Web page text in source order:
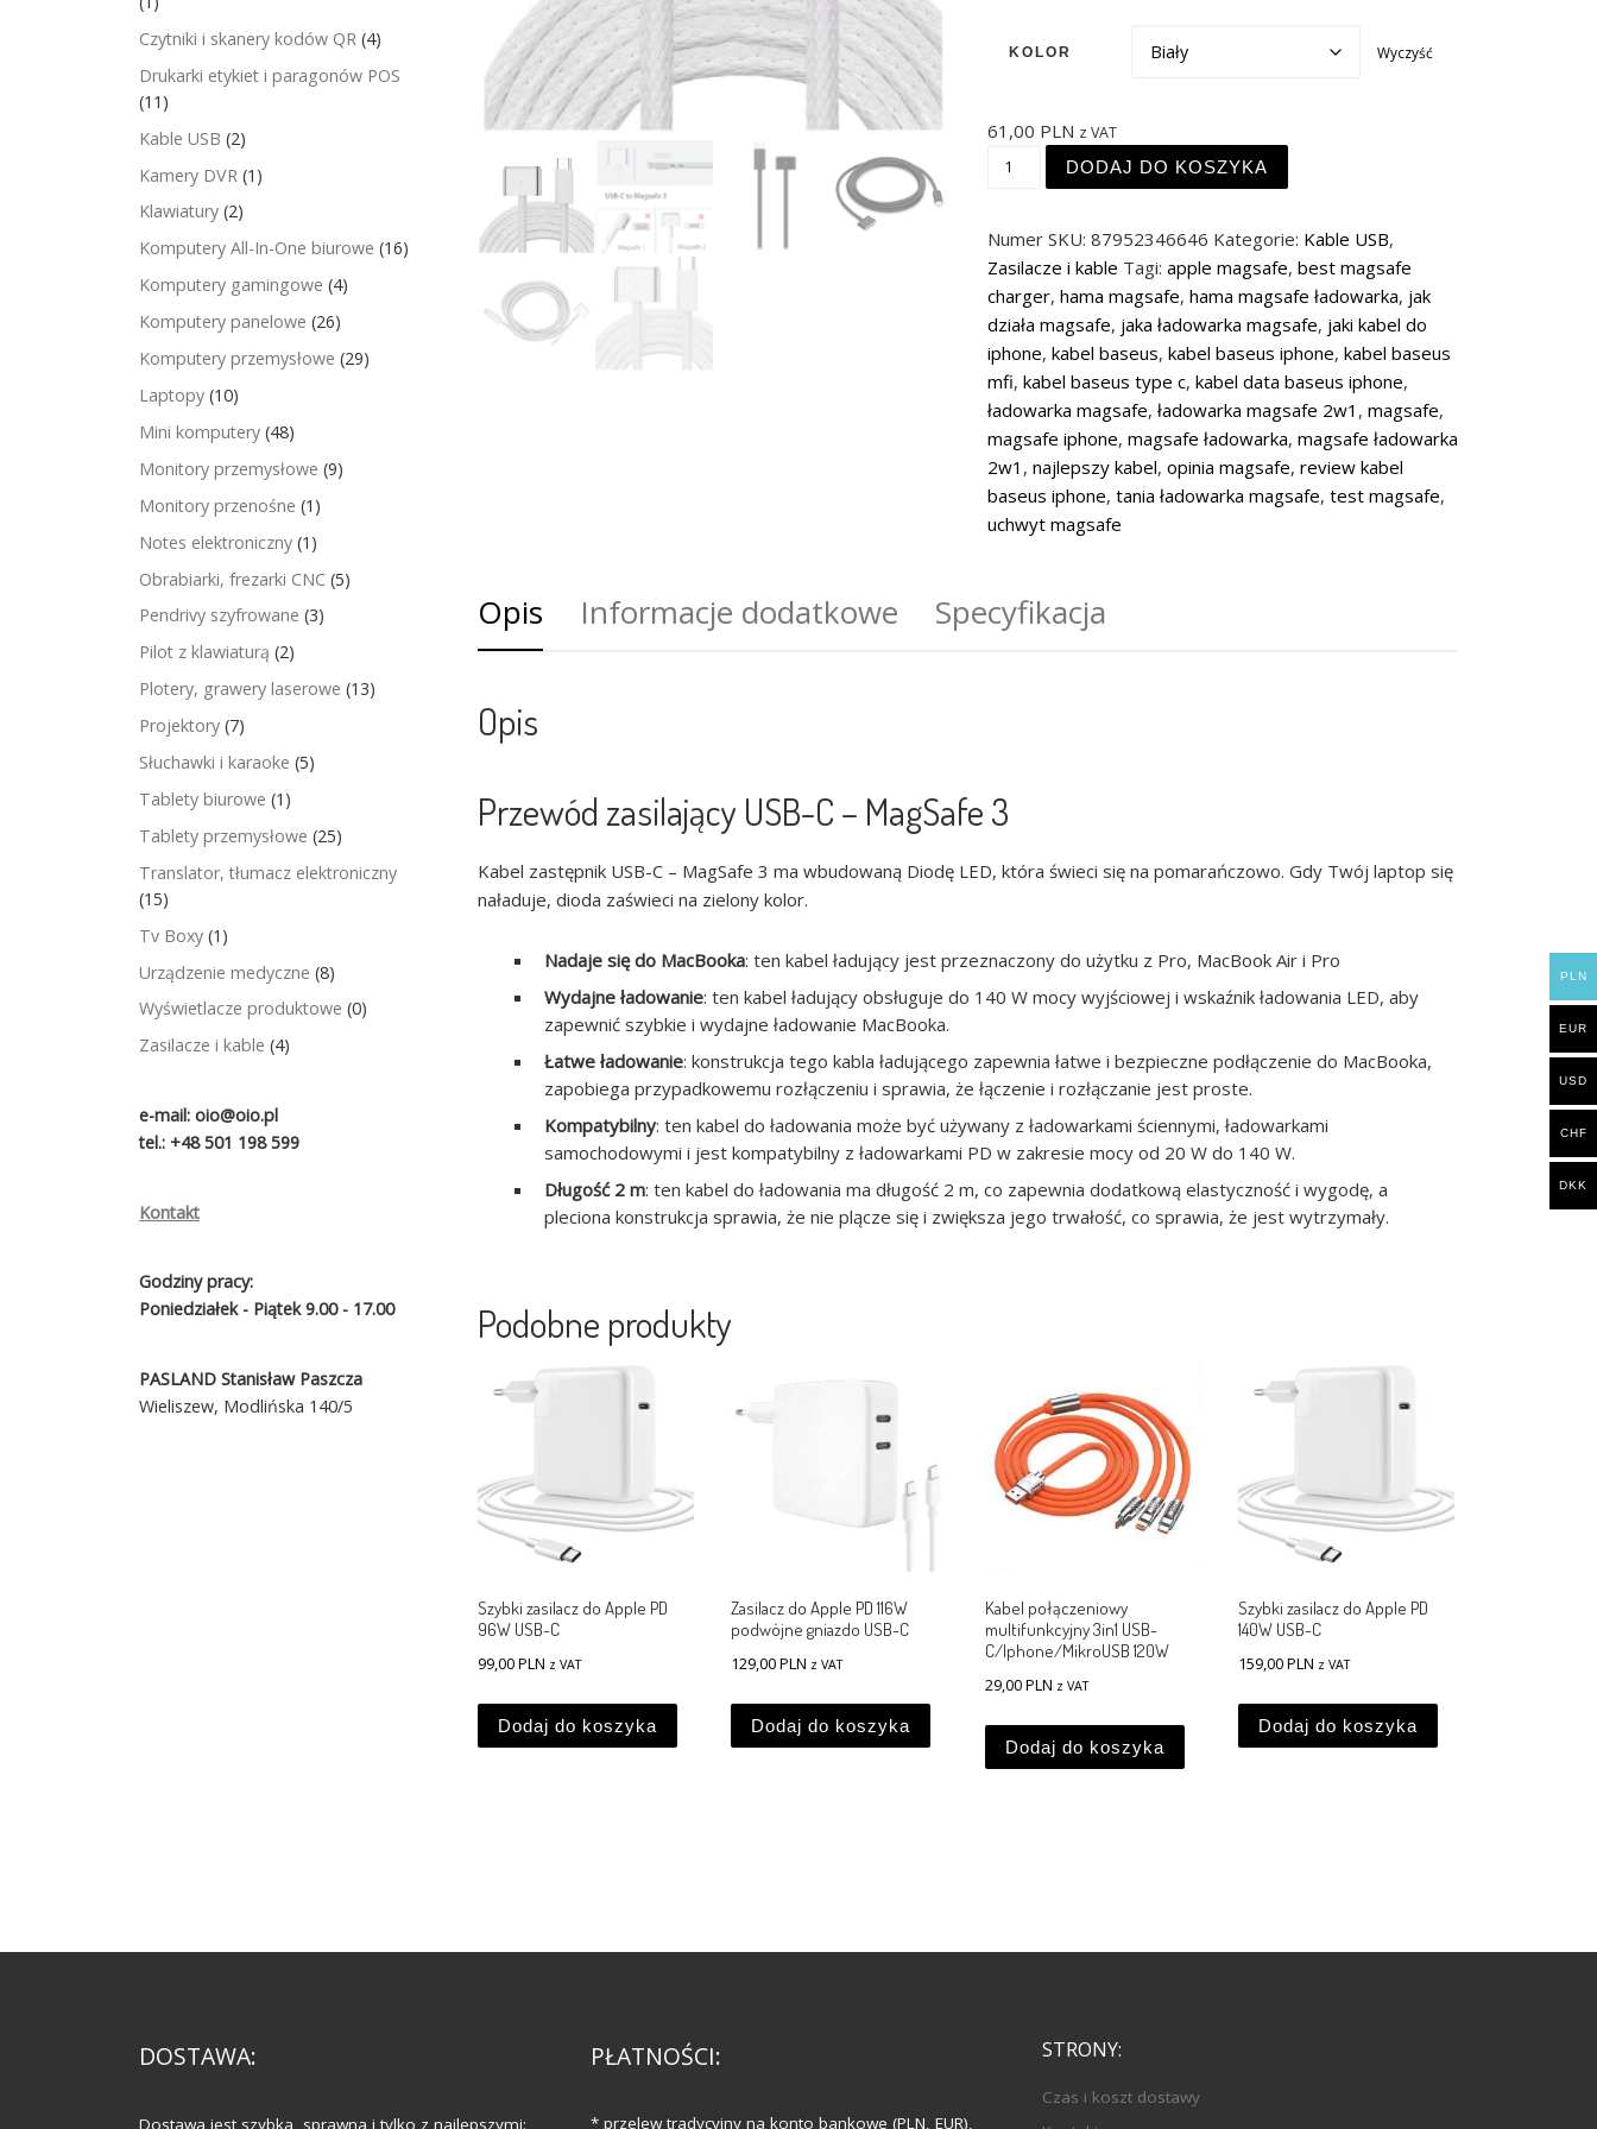
KOLOR Wyczyść
61,00 PLN z VAT
DODAJ DO KOSZYKA
Numer SKU: 87952346646 Kategorie: Kable USB,
Zasilacze i kable Tagi: apple magsafe, best magsafe
charger, hama magsafe, hama magsafe ładowarka, jak
działa magsafe, jaka ładowarka magsafe, jaki kabel do
iphone, kabel baseus, kabel baseus iphone, kabel baseus
mfi, kabel baseus type c, kabel data baseus iphone,
ładowarka magsafe, ładowarka magsafe 2w1 , magsafe,
magsafe iphone, magsafe ładowarka, magsafe ładowarka
2w1 , najlepszy kabel, opinia magsafe, review kabel
baseus iphone, tania ładowarka magsafe, test magsafe,
uchwyt magsafe
Opis Informacje dodatkowe Specyfikacja
Opis
Przewód zasilający USB-C – MagSafe 3
Kabel zastępnik USB-C – MagSafe 3 ma wbudowaną Diodę LED, która świeci się na pomarańczowo. Gdy Twój laptop się
naładuje, dioda zaświeci na zielony kolor.
Nadaje się do MacBooka: ten kabel ładujący jest przeznaczony do użytku z Pro, MacBook Air i Pro
Wydajne ładowanie: ten kabel ładujący obsługuje do 140 W mocy wyjściowej i wskaźnik ładowania LED, aby
zapewnić szybkie i wydajne ładowanie MacBooka.
Łatwe ładowanie: konstrukcja tego kabla ładującego zapewnia łatwe i bezpieczne podłączenie do MacBooka,
zapobiega przypadkowemu rozłączeniu i sprawia, że ​​łączenie i rozłączanie jest proste.
Kompatybilny: ten kabel do ładowania może być używany z ładowarkami ściennymi, ładowarkami
samochodowymi i jest kompatybilny z ładowarkami PD w zakresie mocy od 20 W do 140 W.
Długość 2 m: ten kabel do ładowania ma długość 2 m, co zapewnia dodatkową elastyczność i wygodę, a
pleciona konstrukcja sprawia, że ​​nie plącze się i zwiększa jego trwałość, co sprawia, że ​​jest wytrzymały.
Podobne produkty
Szybki zasilacz do Apple PD
96W USB-C
99,00PLN z VAT
Dodaj do koszyka
Zasilacz do Apple PD 116W
podwójne gniazdo USB-C
129,00PLN z VAT
Dodaj do koszyka
Kabel połączeniowy
multifunkcyjny 3in1 USB-
C/Iphone/MikroUSB 120W
29,00PLN z VAT
Dodaj do koszyka
Szybki zasilacz do Apple PD
140W USB-C
159,00PLN z VAT
Dodaj do koszyka
Czytniki i skanery kodów QR (4)
Drukarki etykiet i paragonów POS
(11)
Kable USB (2)
Kamery DVR (1)
Klawiatury (2)
Komputery All-In-One biurowe (16)
Komputery gamingowe (4)
Komputery panelowe (26)
Komputery przemysłowe (29)
Laptopy (10)
Mini komputery (48)
Monitory przemysłowe (9)
Monitory przenośne (1)
Notes elektroniczny (1)
Obrabiarki, frezarki CNC (5)
Pendrivy szyfrowane (3)
Pilot z klawiaturą (2)
Plotery, grawery laserowe (13)
Projektory (7)
Słuchawki i karaoke (5)
Tablety biurowe (1)
Tablety przemysłowe (25)
Translator, tłumacz elektroniczny
(15)
Tv Boxy (1)
Urządzenie medyczne (8)
Wyświetlacze produktowe (0)
Zasilacze i kable (4)
e-mail: oio@oio.pl
tel.: +48 501 198 599
Kontakt
Godziny pracy:
Poniedziałek - Piątek 9.00 - 17.00
PASLAND Stanisław Paszcza
Wieliszew, Modlińska 140/5
DOSTAWA:
Dostawa jest szybka, sprawna i tylko z najlepszymi:
PŁATNOŚCI:
* przelew tradycyjny na konto bankowe (PLN, EUR),
STRONY:
Czas i koszt dostawy
PLN
EUR
USD
CHF
DKK